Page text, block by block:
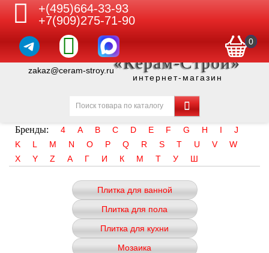
+(495)664-33-93
+7(909)275-71-90
0
zakaz@ceram-stroy.ru«Керам-Строй»
интернет-магазин
Бренды: 4 A B C D E F G H I
J
K
L M N O P Q R S T U V
W
X
Y Z А Г И К М Т У Ш
Плитка для ванной
Плитка для пола
Плитка для кухни
Мозаика